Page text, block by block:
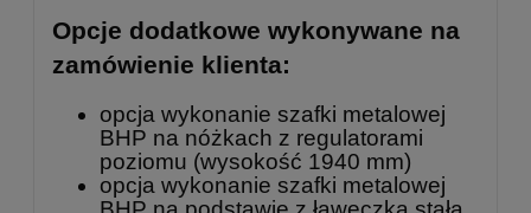
Opcje dodatkowe wykonywane na
zamówienie klienta:
opcja wykonanie szafki metalowej
BHP na nóżkach z regulatorami
poziomu (wysokość 1940 mm)
opcja wykonanie szafki metalowej